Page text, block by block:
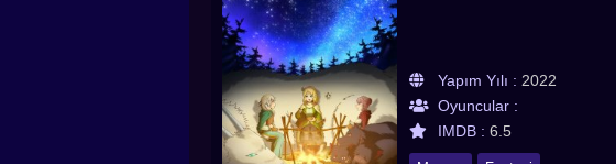
Yapım Yılı : 2022
Oyuncular :
IMDB : 6.5